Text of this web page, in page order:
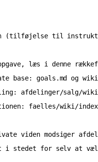
(tilføjelse til
læs i denne
base: goals.md og
afdelinger/salg/wiki/
faelles/wiki/
viden modsiger
i stedet for selv at